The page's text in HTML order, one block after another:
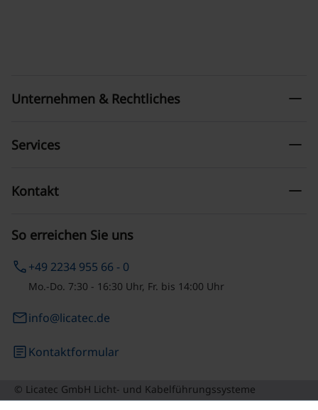
So erreichen Sie uns
phone+49 2234 955 66 - 0
Mo.-Do. 7:30 - 16:30 Uhr, Fr. bis 14:00 Uhr
emailinfo@licatec.de
articleKontaktformular
Unternehmen & Rechtliches remove
Services remove
Kontakt remove
© Licatec GmbH Licht- und Kabelführungssysteme